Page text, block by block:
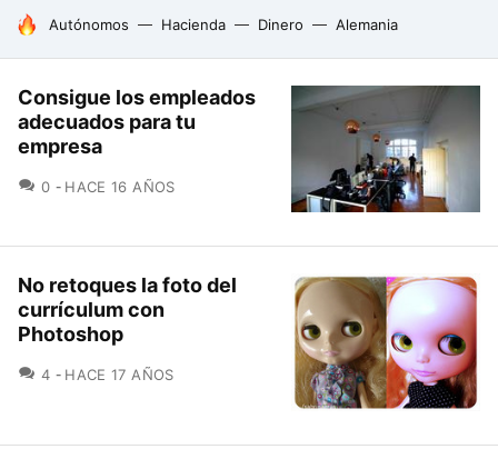
HOY SE HABLA DE
Autónomos Hacienda Dinero Alemania
Consigue los empleados
adecuados para tu
empresa
0 COMENTARIOS
HACE 16 AÑOS
No retoques la foto del
currículum con
Photoshop
4 COMENTARIOS
HACE 17 AÑOS